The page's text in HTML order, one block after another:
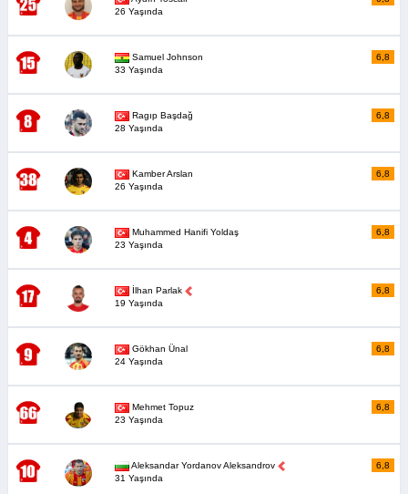
26 Yaşında
Samuel Johnson
33 Yaşında
6,8
Ragıp Başdağ
28 Yaşında
6,8
Kamber Arslan
26 Yaşında
6,8
Muhammed Hanifi Yoldaş
23 Yaşında
6,8
İlhan Parlak
19 Yaşında
6,8
Gökhan Ünal
24 Yaşında
6,8
Mehmet Topuz
23 Yaşında
6,8
Aleksandar Yordanov Aleksandrov
31 Yaşında
6,8